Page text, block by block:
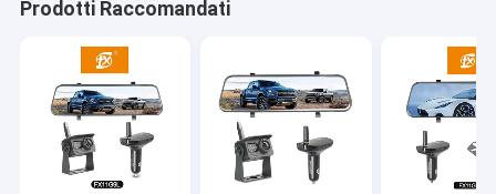
Prodotti Raccomandati